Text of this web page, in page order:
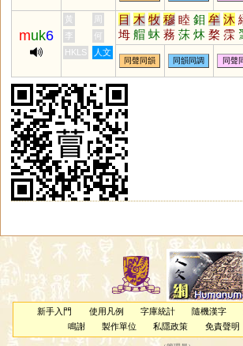
muk6
黃 周 目 木 牧 穆 睦 鉬 牟 沐
坶 艒 蚞 蓩 莯 炑 楘 霂
苜
李
何
HKLS
人文
同聲同韻 同韻同調 同聲
新手入門 使用凡例 字庫統計 隨機漢字
鳴謝
製作單位 私隱政策 免責聲明